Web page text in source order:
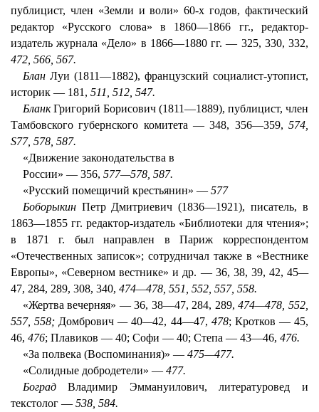
публицист, член «Земли и воли» 60-х годов, фактический
редактор «Русского слова» в 1860—1866 гг., редактор-
издатель журнала «Дело» в 1866—1880 гг. — 325, 330, 332,
472, 566, 567.
Блан Луи (1811—1882), французский социалист-утопист,
историк — 181, 511, 512, 547.
БланкГригорий Борисович (1811—1889), публицист, член
Тамбовского губернского комитета — 348, 356—359, 574,
S77, 578, 587.
«Движение законодательства в
России» — 356, 577—578, 587.
«Русский помещичий крестьянин» — 577
Боборыкин Петр Дмитриевич (1836—1921), писатель, в
1863—1855 гг. редактор-издатель «Библиотеки для чтения»;
в 1871 г. был направлен в Париж корреспондентом
«Отечественных записок»; сотрудничал также в «Вестнике
Европы», «Северном вестнике» и др. — 36, 38, 39, 42, 45—
47, 284, 289, 308, 340, 474—478, 551, 552, 557, 558.
«Жертва вечерняя» — 36, 38—47, 284, 289,474—478, 552,
557, 558; Домбрович—40—42, 44—47, 478; Кротков — 45,
46, 476; Плавиков — 40; Софи — 40; Степа — 43—46, 476.
«За полвека (Воспоминания)» — 475—477.
«Солидные добродетели» — 477.
БоградВладимир Эммануилович, литературовед и
текстолог — 538, 584.